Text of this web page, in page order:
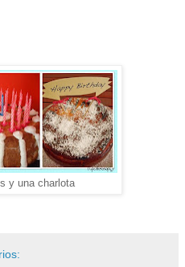
y una charlota